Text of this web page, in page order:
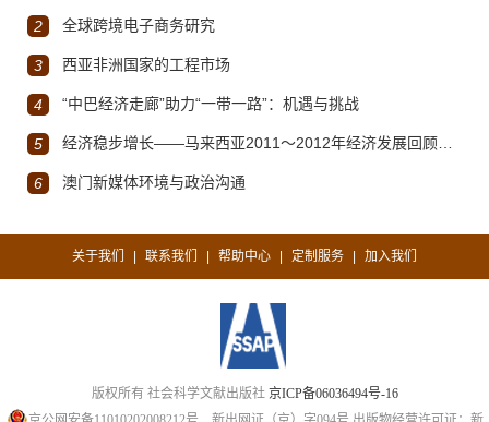
2 全球跨境电子商务研究
3 西亚非洲国家的工程市场
4 “中巴经济走廊”助力“一带一路”：机遇与挑战
5 经济稳步增长——马来西亚2011～2012年经济发展回顾与展望
6 澳门新媒体环境与政治沟通
关于我们 联系我们 帮助中心 定制服务 加入我们
版权所有 社会科学文献出版社 京ICP备06036494号-16